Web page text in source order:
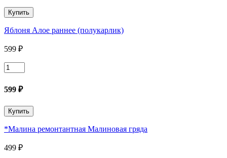
горбунок
Купить
Яблоня Алое раннее (полукарлик)
599 ₽
Количество
товара
Яблоня
Алое
(полукарлик)
599 ₽
Купить
*Малина ремонтантная Малиновая гряда
499 ₽